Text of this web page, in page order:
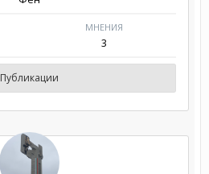
МНЕНИЯ
3
Публикации